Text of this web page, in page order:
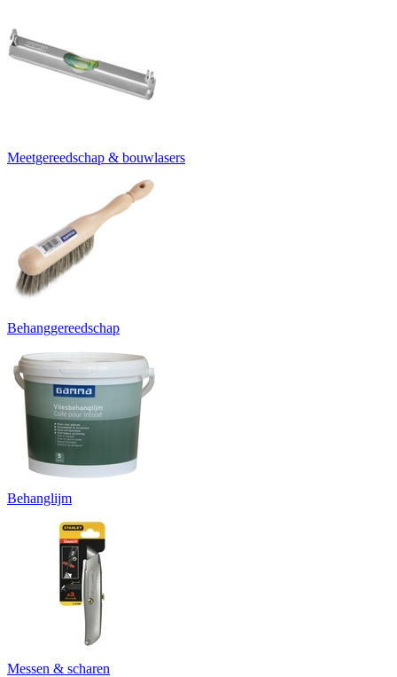
Meetgereedschap & bouwlasers
Behanggereedschap
Behanglijm
Messen & scharen